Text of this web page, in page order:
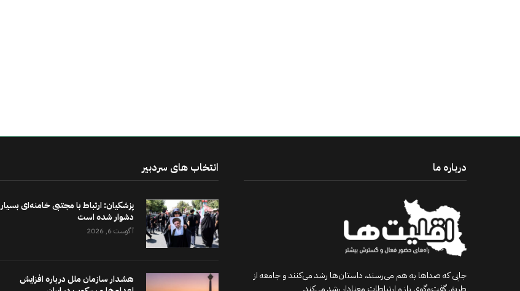
درباره ما
جایی که صداها به هم می‌رسند، داستان‌ها رشد می‌کنند و جامعه از
انتخاب های سردبیر
پزشکیان: ارتباط با مجتبی خامنه‌ای بسیار
دشوار شده است
آگوست 6, 2026
هشدار سازمان ملل درباره افزایش